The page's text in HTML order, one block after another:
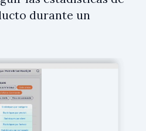
durante un